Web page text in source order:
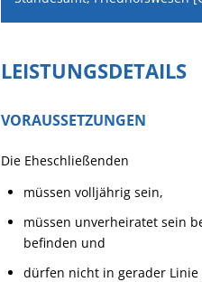
LEISTUNGSDETAILS
VORAUSSETZUNGEN
Die Eheschließenden
müssen volljährig sein,
müssen unverheiratet sein
befinden und
dürfen nicht in gerader Linie